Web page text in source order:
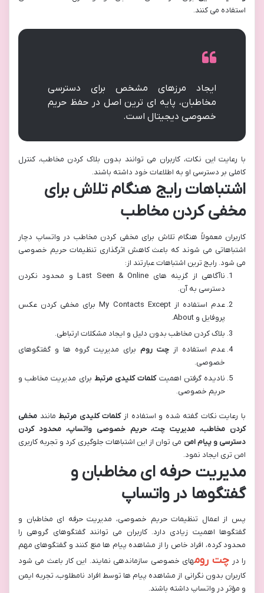
استفاده می کنند.
ایجاد مرزهای مشخص برای دسترسی
مخاطبان، پایه ای ترین اصل در حفظ حریم
خصوصی دیجیتال است.
با رعایت این نکات، کاربران می توانند بدون بلاک کردن مخاطب، کنترل
کاملی بر دسترسی او به اطلاعات خود داشته باشند.
اشتباهات رایج هنگام تلاش برای
مخفی کردن مخاطب
کاربران معمولاً هنگام تلاش برای مخفی کردن مخاطب در واتساپ دچار
اشتباهاتی می شوند که باعث کاهش اثرگذاری تنظیمات حریم خصوصی
می شود. رایج ترین اشتباهات عبارتند از:
ناآگاهی از گزینه های Last Seen & Online و محدود نکردن
دسترسی به آن.
عدم استفاده از My Contacts Except برای مخفی کردن عکس
پروفایل و About.
بلاک کردن مخاطب بدون دلیل و ایجاد مشکلات ارتباطی.
عدم استفاده از چت روم برای مدیریت گروه ها و گفتگوهای
خصوصی.
نادیده گرفتن اهمیتکلمات کلیدی مرتبط برای مدیریت مخاطب و
حریم خصوصی.
با رعایت نکات گفته شده و استفاده ازکلمات کلیدی مرتبط مانند مخفی
کردن مخاطب، مدیریت چت، حریم خصوصی واتساپ، محدود کردن
دسترسی و پیام امن می توان از این اشتباهات جلوگیری کرد و تجربه کاربری
امن تری ایجاد نمود.
مدیریت حرفه ای مخاطبان و
گفتگوها در واتساپ
پس از اعمال تنظیمات حریم خصوصی، مدیریت حرفه ای مخاطبان و
گفتگوها اهمیت زیادی دارد. کاربران می توانند گفتگوهای گروهی را
محدود کرده، افراد خاص را از مشاهده پیام ها منع کنند و گفتگوهای مهم
را در چت رومهای خصوصی سازماندهی نمایند. این کار باعث می شود
کاربران بدون نگرانی از مشاهده پیام ها توسط افراد نامطلوب، تجربه ایمن
و مؤثر در واتساپ داشته باشند.